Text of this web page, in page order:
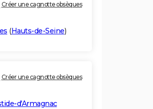
Créer une cagnotte obsèques
(Hauts-de-Seine)
Créer une cagnotte obsèques
d'Armagnac